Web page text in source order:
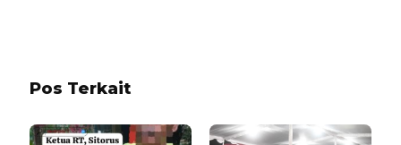
Pos Terkait